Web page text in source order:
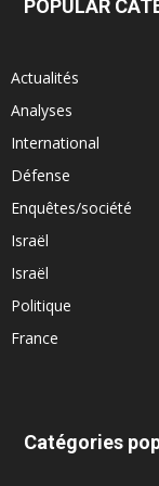
POPULAR
Actualités
Analyses
International
Défense
Enquêtes/société
Israël
Israël
Politique
France
Catégories